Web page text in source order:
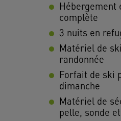
Hébergement
complète
3 nuits en
Matériel de
randonnée
Forfait de ski
dimanche
Matériel de
pelle, sonde